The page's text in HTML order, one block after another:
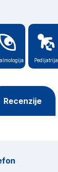
Pedijatrija
Recenzije